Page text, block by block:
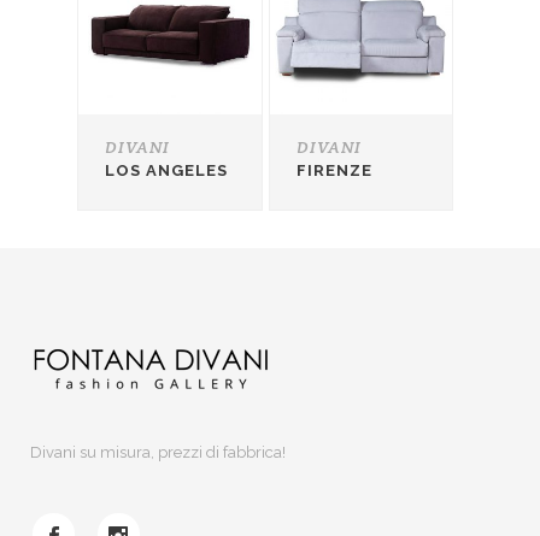
DIVANI
LOS ANGELES
DIVANI
FIRENZE
Divani su misura, prezzi di fabbrica!